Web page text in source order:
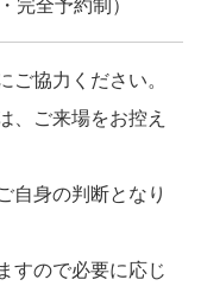
ご協力ください。
、ご来場をお控え
自身の判断となり
すので必要に応じ